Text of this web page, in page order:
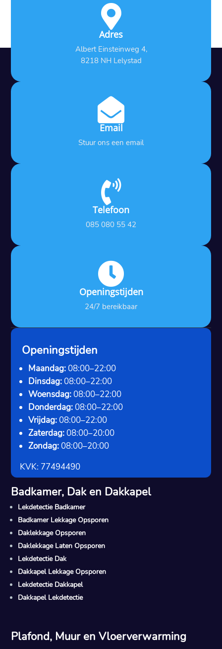

Adres
Albert Einsteinweg 4,
8218 NH Lelystad

Email
Stuur ons een email

Telefoon
085 080 55 42

Openingstijden
24/7 bereikbaar
Openingstijden
Maandag: 08:00–22:00
Dinsdag: 08:00–22:00
Woensdag: 08:00–22:00
Donderdag: 08:00–22:00
Vrijdag: 08:00–22:00
Zaterdag: 08:00–20:00
Zondag: 08:00–20:00
KVK: 77494490
Badkamer, Dak en Dakkapel
Lekdetectie Badkamer
Badkamer Lekkage Opsporen
Daklekkage Opsporen
Daklekkage Laten Opsporen
Lekdetectie Dak
Dakkapel Lekkage Opsporen
Lekdetectie Dakkapel
Dakkapel Lekdetectie
Plafond, Muur en Vloerverwarming